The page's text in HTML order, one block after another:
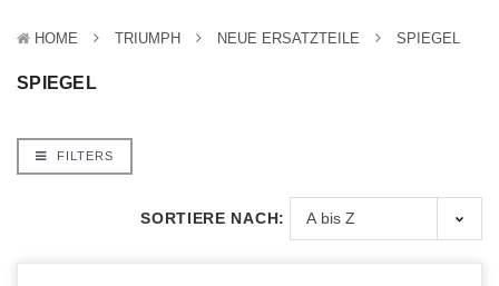
HOME TRIUMPH NEUE ERSATZTEILE SPIEGEL
SPIEGEL
FILTERS
SORTIERE NACH: